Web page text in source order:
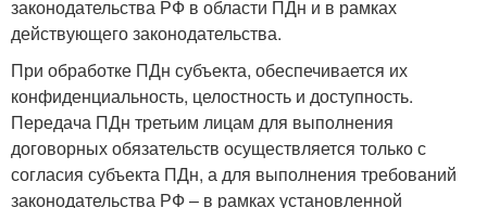
законодательства РФ в области ПДн и в рамках
действующего законодательства.
При обработке ПДн субъекта, обеспечивается их
конфиденциальность, целостность и доступность.
Передача ПДн третьим лицам для выполнения
договорных обязательств осуществляется только с
согласия субъекта ПДн, а для выполнения требований
законодательства РФ – в рамках установленной